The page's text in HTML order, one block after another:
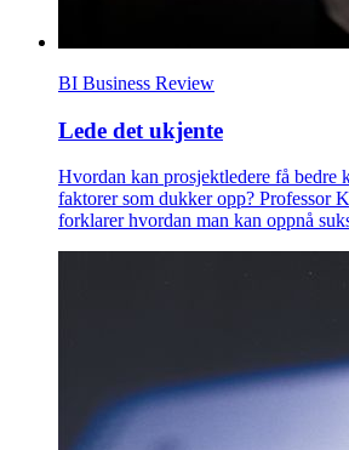
BI Business Review
Lede det ukjente
Hvordan kan prosjektledere få bedre
faktorer som dukker opp? Professor
forklarer hvordan man kan oppnå